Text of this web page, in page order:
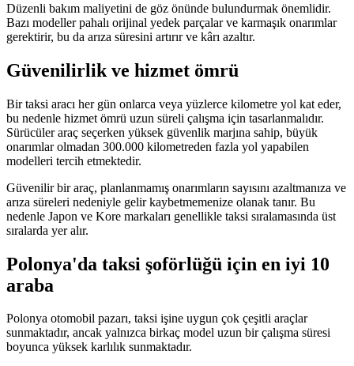
Düzenli bakım maliyetini de göz önünde bulundurmak önemlidir.
Bazı modeller pahalı orijinal yedek parçalar ve karmaşık onarımlar
gerektirir, bu da arıza süresini artırır ve kârı azaltır.
Güvenilirlik ve hizmet ömrü
Bir taksi aracı her gün onlarca veya yüzlerce kilometre yol kat eder,
bu nedenle hizmet ömrü uzun süreli çalışma için tasarlanmalıdır.
Sürücüler araç seçerken yüksek güvenlik marjına sahip, büyük
onarımlar olmadan 300.000 kilometreden fazla yol yapabilen
modelleri tercih etmektedir.
Güvenilir bir araç, planlanmamış onarımların sayısını azaltmanıza ve
arıza süreleri nedeniyle gelir kaybetmemenize olanak tanır. Bu
nedenle Japon ve Kore markaları genellikle taksi sıralamasında üst
sıralarda yer alır.
Polonya'da taksi şoförlüğü için en iyi 10
araba
Polonya otomobil pazarı, taksi işine uygun çok çeşitli araçlar
sunmaktadır, ancak yalnızca birkaç model uzun bir çalışma süresi
boyunca yüksek karlılık sunmaktadır.